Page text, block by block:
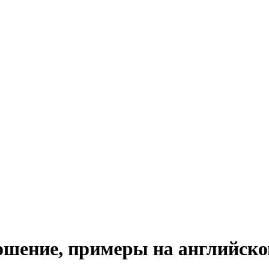
примеры на